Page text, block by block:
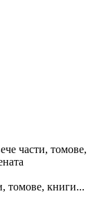
части, томове,
томове, книги...